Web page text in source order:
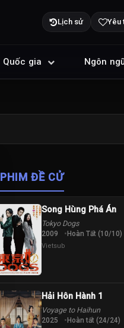
Lịch sử Yêu
Quốc gia Ngôn
PHIM ĐỀ CỬ
Song Hùng Phá Án
Tokyo Dogs
2009 Hoàn Tất (10/10)
Vietsub
Hải Hôn Hành 1
Voyage to Haihun
2025 Hoàn tất (24/24)